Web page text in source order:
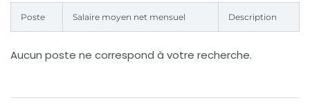
Poste Salaire moyen net mensuel Description
Aucun poste ne correspond à votre recherche.